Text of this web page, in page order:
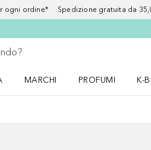
ogni ordine* Spedizione gratuita da
MARCHI
PROFUMI
K-